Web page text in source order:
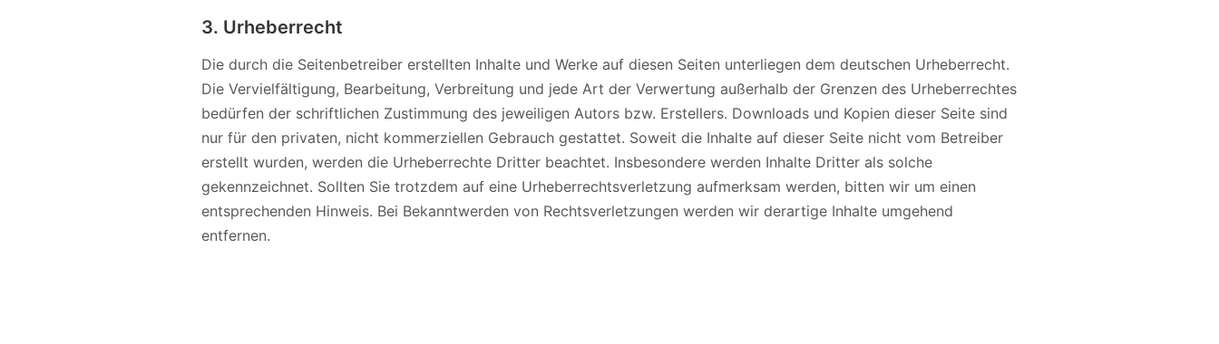
3. Urheberrecht
Die durch die Seitenbetreiber erstellten Inhalte und Werke auf diesen Seiten unterliegen dem deutschen Urheberrecht.
Die Vervielfältigung, Bearbeitung, Verbreitung und jede Art der Verwertung außerhalb der Grenzen des Urheberrechtes
bedürfen der schriftlichen Zustimmung des jeweiligen Autors bzw. Erstellers. Downloads und Kopien dieser Seite sind
nur für den privaten, nicht kommerziellen Gebrauch gestattet. Soweit die Inhalte auf dieser Seite nicht vom Betreiber
erstellt wurden, werden die Urheberrechte Dritter beachtet. Insbesondere werden Inhalte Dritter als solche
gekennzeichnet. Sollten Sie trotzdem auf eine Urheberrechtsverletzung aufmerksam werden, bitten wir um einen
entsprechenden Hinweis. Bei Bekanntwerden von Rechtsverletzungen werden wir derartige Inhalte umgehend
entfernen.